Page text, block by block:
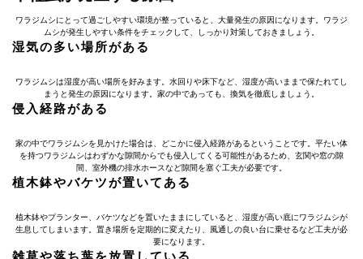
ワラジムシにとって過ごしやすい環境が整っていると、大量発生の原因になります。ワラジ
ムシが発生しやすい条件をチェックして、しっかり対策しておきましょう。
湿気の多い場所がある
ワラジムシは湿度が高い場所を好みます。水回りや床下など、湿度が高いままで保たれてし
まうと発生の原因になります。家の中であっても、換気を徹底しましょう。
侵入経路がある
家の中でワラジムシを見かけた場合は、どこかに侵入経路があるということです。平たい体
を持つワラジムシはわずかな隙間からでも侵入してくる可能性があるため、玄関や窓の隙
間、室外機の排水ホースなど隙間を塞ぐ工夫が必要です。
植木鉢やバケツが置いてある
植木鉢やプランター、バケツなどを置いたままにしていると、湿度が高い底にワラジムシが
生息してしまいます。置き場所を定期的に変えたり、風通しの良い台に乗せるなど工夫が必
要になります。